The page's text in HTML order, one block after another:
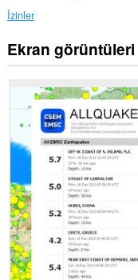
İzinler
Bu
eklenti,
sitelerindeki
verilerinize
erişebilir.
Bu
ve
tarama
etkinliklerinize
erişebilir.
Ekran görüntüleri